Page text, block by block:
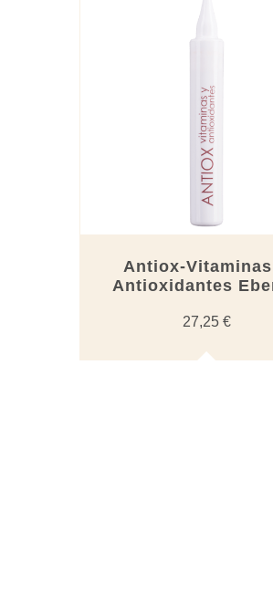
Antiox-
Antioxidantes
27,25 €